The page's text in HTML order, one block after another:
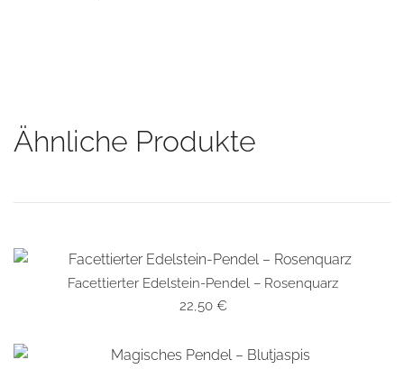
Ähnliche Produkte
SCHNELLANSICHT
Facettierter Edelstein-Pendel – Rosenquarz
22,50 €